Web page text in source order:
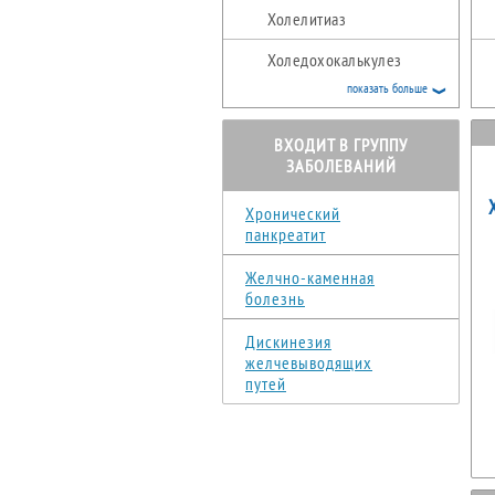
Холелитиаз
Холедохокалькулез
показать больше
ВХОДИТ В ГРУППУ
ЗАБОЛЕВАНИЙ
Хронический
панкреатит
Желчно-каменная
болезнь
Дискинезия
желчевыводящих
путей